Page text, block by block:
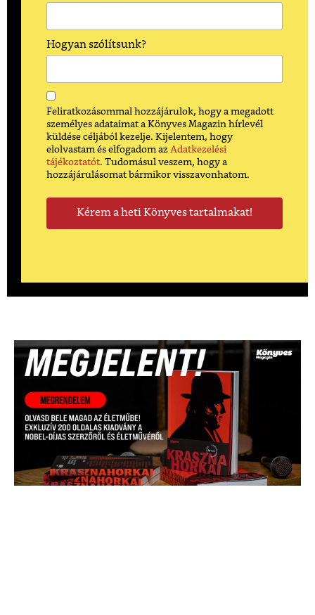
Hogyan szólítsunk?
Feliratkozásommal hozzájárulok, hogy a megadott
személyes adataimat a Könyves Magazin hírlevél
küldése céljából kezelje. Kijelentem, hogy
elolvastam és elfogadom az Adatkezelési
tájékoztatót. Tudomásul veszem, hogy a
hozzájárulásomat bármikor visszavonhatom.